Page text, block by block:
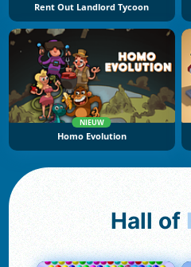
Rent Out Landlord Tycoon
NIEUW
Homo Evolution
Hall of